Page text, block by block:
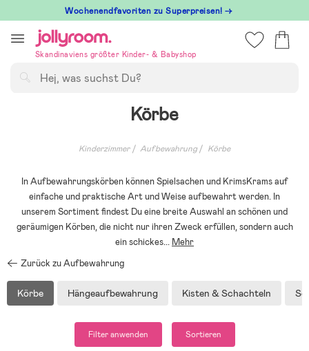
till
innehållet
Wochenendfavoriten zu Superpreisen! →
Skandinaviens größter Kinder- & Babyshop
Körbe
Kinderzimmer Aufbewahrung Körbe
In Aufbewahrungskörben können Spielsachen und KrimsKrams auf
einfache und praktische Art und Weise aufbewahrt werden. In
unserem Sortiment findest Du eine breite Auswahl an schönen und
geräumigen Körben, die nicht nur ihren Zweck erfüllen, sondern auch
ein schickes... Mehr
Zurück zu Aufbewahrung
Körbe Hängeaufbewahrung Kisten & Schachteln
Filter anwenden Sortieren